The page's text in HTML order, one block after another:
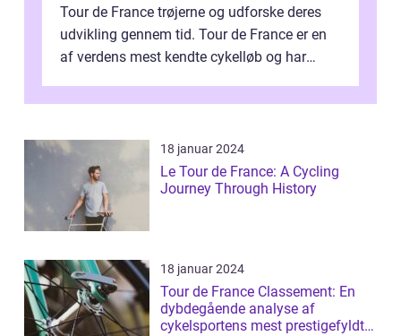
Tour de France trøjerne og udforske deres
udvikling gennem tid. Tour de France er en
af verdens mest kendte cykelløb og har
18 januar 2024
Le Tour de France: A Cycling
Journey Through History
18 januar 2024
Tour de France Classement: En
dybdegående analyse af
cykelsportens mest prestigefyldte